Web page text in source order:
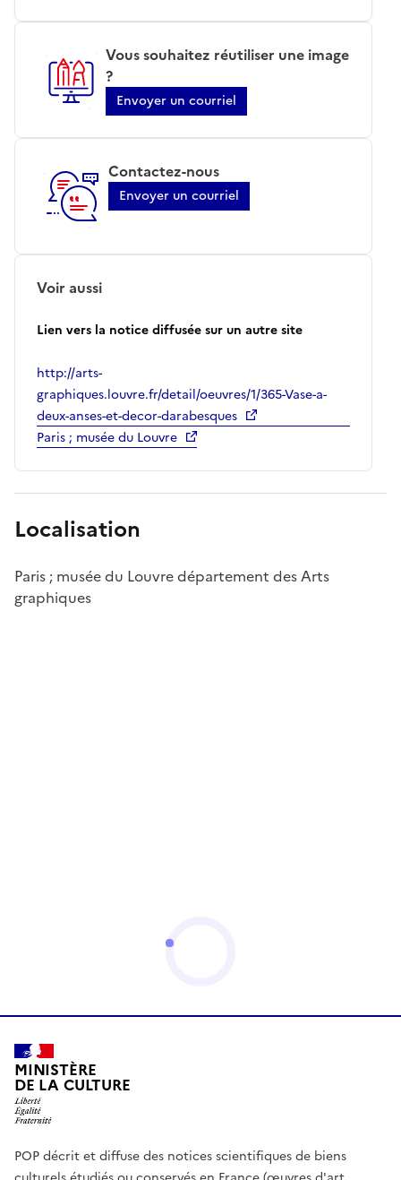
Vous souhaitez réutiliser une image
?
Envoyer un courriel
Contactez-nous
Envoyer un courriel
Voir aussi
Lien vers la notice diffusée sur un autre site
http://arts-
graphiques.louvre.fr/detail/oeuvres/1/365-Vase-a-
deux-anses-et-decor-darabesques
Paris ; musée du Louvre
Localisation
Paris ; musée du Louvre département des Arts
graphiques
MINISTÈRE
DE LA CULTURE
POP décrit et diffuse des notices scientifiques de biens